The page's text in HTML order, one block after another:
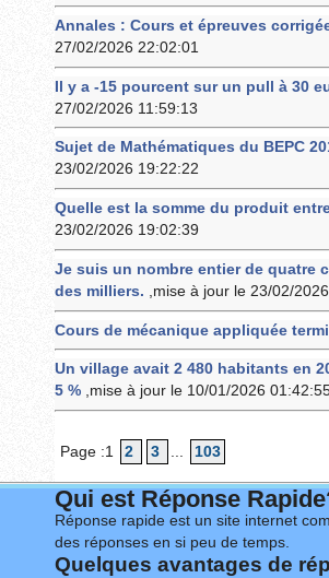
Annales : Cours et épreuves
27/02/2026 22:02:01
Il y a -15 pourcent sur un pull à 30
27/02/2026 11:59:13
Sujet de Mathématiques du BEPC
23/02/2026 19:22:22
Quelle est la somme du produit
23/02/2026 19:02:39
Je suis un nombre entier de quatre
des milliers.
,mise à jour le 23/02/
Cours de mécanique appliquée
Un village avait 2 480 habitants en
5 % ,mise à jour le 10/01/2026
Page :1 2 3 ... 103
Qui est Réponse
Réponse rapide est un site internet
des réponses en si peu de temps.
Quelques avantages de